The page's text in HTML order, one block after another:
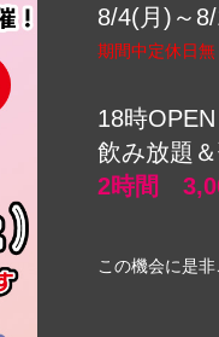
8/4(月)～
期間中定休日
18時
飲み放題
2時間
この機会に是